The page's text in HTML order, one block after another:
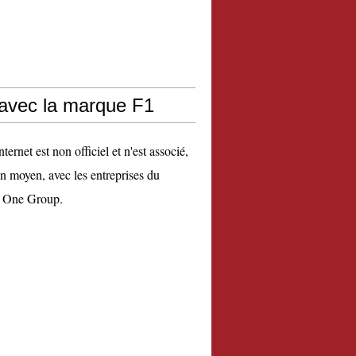
la marque F1
est non officiel et n'est associé,
moyen, avec les entreprises du
Group.